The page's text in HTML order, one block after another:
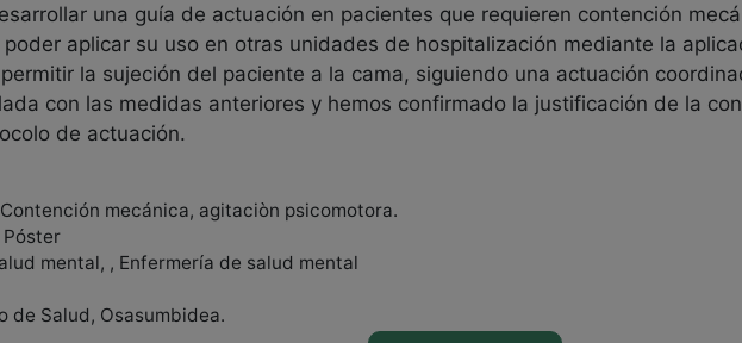
una guía de actuación en pacientes que requieren contención
aplicar su uso en otras unidades de hospitalización mediante la
la sujeción del paciente a la cama, siguiendo una actuación
con las medidas anteriores y hemos confirmado la justificación de la
de actuación.
mecánica, agitaciòn psicomotora.
mental, , Enfermería de salud mental
de Salud, Osasumbidea.